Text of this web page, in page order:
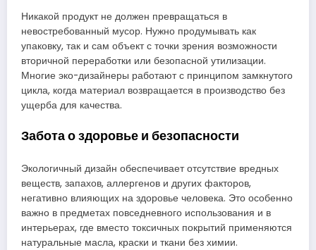
Никакой продукт не должен превращаться в
невостребованный мусор. Нужно продумывать как
упаковку, так и сам объект с точки зрения возможности
вторичной переработки или безопасной утилизации.
Многие эко-дизайнеры работают с принципом замкнутого
цикла, когда материал возвращается в производство без
ущерба для качества.
Забота о здоровье и безопасности
Экологичный дизайн обеспечивает отсутствие вредных
веществ, запахов, аллергенов и других факторов,
негативно влияющих на здоровье человека. Это особенно
важно в предметах повседневного использования и в
интерьерах, где вместо токсичных покрытий применяются
натуральные масла, краски и ткани без химии.